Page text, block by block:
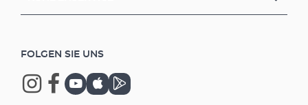
FOLGEN SIE UNS